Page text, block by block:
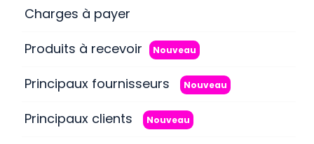
Charges à payer
Produits à recevoir
Nouveau
Principaux fournisseurs Nouveau
Principaux clients Nouveau